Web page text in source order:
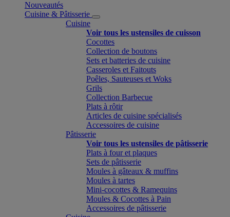
Nouveautés
Cuisine & Pâtisserie
Cuisine
Voir tous les ustensiles de cuisson
Cocottes
Collection de boutons
Sets et batteries de cuisine
Casseroles et Faitouts
Poêles, Sauteuses et Woks
Grils
Collection Barbecue
Plats à rôtir
Articles de cuisine spécialisés
Accessoires de cuisine
Pâtisserie
Voir tous les ustensiles de pâtisserie
Plats à four et plaques
Sets de pâtisserie
Moules à gâteaux & muffins
Moules à tartes
Mini-cocottes & Ramequins
Moules & Cocottes à Pain
Accessoires de pâtisserie